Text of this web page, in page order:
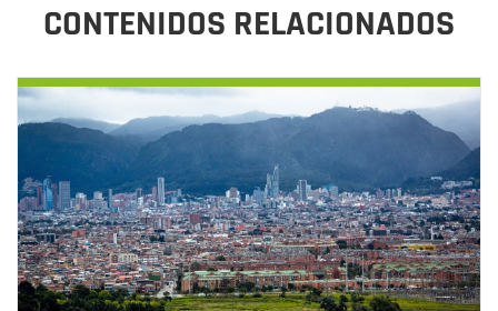
CONTENIDOS RELACIONADOS